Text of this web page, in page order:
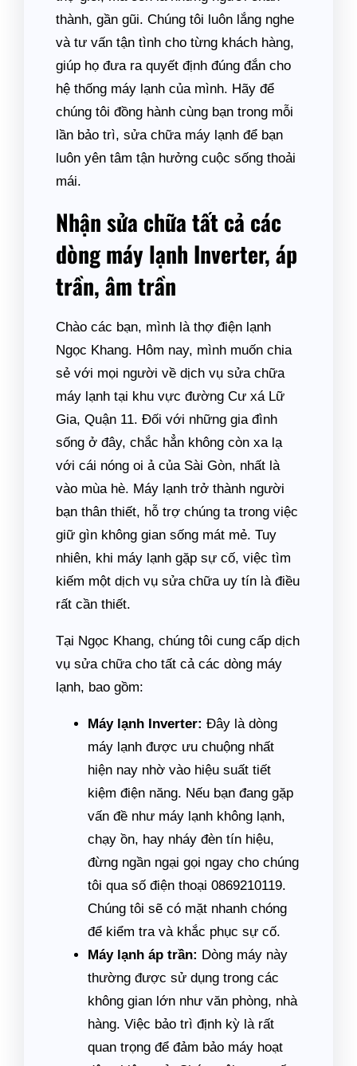
thành, gần gũi. Chúng tôi luôn lắng nghe
và tư vấn tận tình cho từng khách hàng,
giúp họ đưa ra quyết định đúng đắn cho
hệ thống máy lạnh của mình. Hãy để
chúng tôi đồng hành cùng bạn trong mỗi
lần bảo trì, sửa chữa máy lạnh để bạn
luôn yên tâm tận hưởng cuộc sống thoải
mái.
Nhận sửa chữa tất cả các
dòng máy lạnh Inverter, áp
trần, âm trần
Chào các bạn, mình là thợ điện lạnh
Ngọc Khang. Hôm nay, mình muốn chia
sẻ với mọi người về dịch vụ sửa chữa
máy lạnh tại khu vực đường Cư xá Lữ
Gia, Quận 11. Đối với những gia đình
sống ở đây, chắc hẳn không còn xa lạ
với cái nóng oi ả của Sài Gòn, nhất là
vào mùa hè. Máy lạnh trở thành người
bạn thân thiết, hỗ trợ chúng ta trong việc
giữ gìn không gian sống mát mẻ. Tuy
nhiên, khi máy lạnh gặp sự cố, việc tìm
kiếm một dịch vụ sửa chữa uy tín là điều
rất cần thiết.
Tại Ngọc Khang, chúng tôi cung cấp dịch
vụ sửa chữa cho tất cả các dòng máy
lạnh, bao gồm:
Máy lạnh Inverter: Đây là dòng
máy lạnh được ưu chuộng nhất
hiện nay nhờ vào hiệu suất tiết
kiệm điện năng. Nếu bạn đang gặp
vấn đề như máy lạnh không lạnh,
chạy ồn, hay nháy đèn tín hiệu,
đừng ngần ngại gọi ngay cho chúng
tôi qua số điện thoại 0869210119.
Chúng tôi sẽ có mặt nhanh chóng
để kiểm tra và khắc phục sự cố.
Máy lạnh áp trần: Dòng máy này
thường được sử dụng trong các
không gian lớn như văn phòng, nhà
hàng. Việc bảo trì định kỳ là rất
quan trọng để đảm bảo máy hoạt